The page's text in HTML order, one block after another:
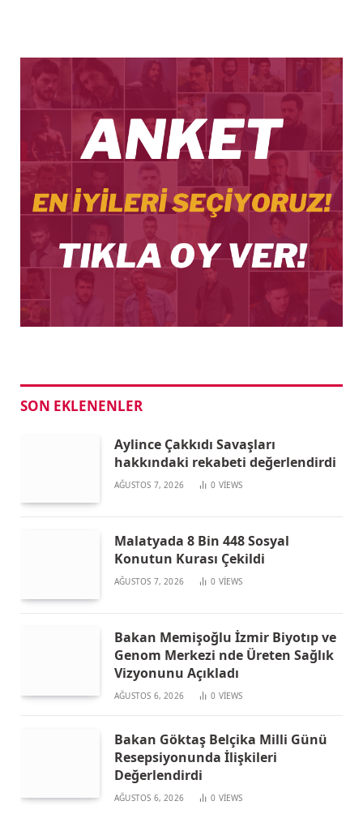
SON EKLENENLER
Aylince Çakkıdı Savaşları
hakkındaki rekabeti değerlendirdi
AĞUSTOS 7, 2026 0 VIEWS
Malatyada 8 Bin 448 Sosyal
Konutun Kurası Çekildi
AĞUSTOS 7, 2026 0 VIEWS
Bakan Memişoğlu İzmir Biyotıp ve
Genom Merkezi nde Üreten Sağlık
Vizyonunu Açıkladı
AĞUSTOS 6, 2026 0 VIEWS
Bakan Göktaş Belçika Milli Günü
Resepsiyonunda İlişkileri
Değerlendirdi
AĞUSTOS 6, 2026 0 VIEWS